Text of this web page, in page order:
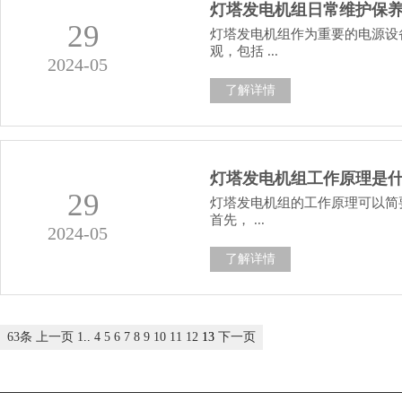
29
2024-05
灯塔发电机组日常维护保
灯塔发电机组作为重要的电源
观，包括 ...
了解详情
29
2024-05
灯塔发电机组工作原理是
灯塔发电机组的工作原理可以
首先， ...
了解详情
63条 上一页 1.. 4 5 6 7 8 9 10 11 12 13 下一页